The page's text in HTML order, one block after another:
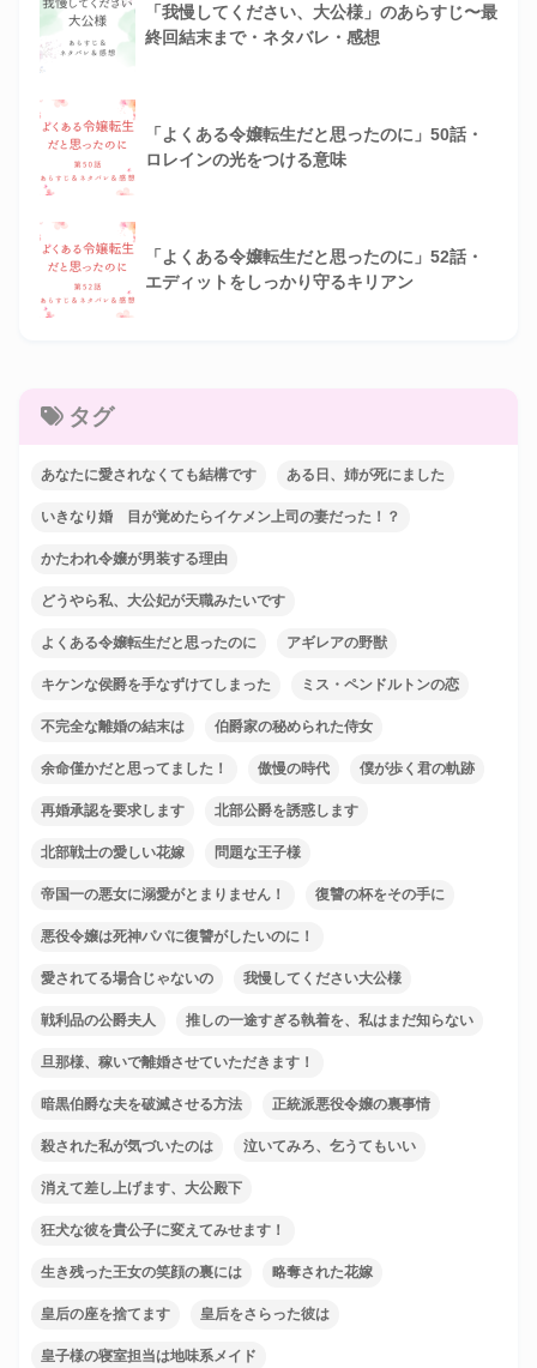
「我慢してください、大公様」のあらすじ〜最
終回結末まで・ネタバレ・感想
「よくある令嬢転生だと思ったのに」50話・
ロレインの光をつける意味
「よくある令嬢転生だと思ったのに」52話・
エディットをしっかり守るキリアン
タグ
あなたに愛されなくても結構です ある日、姉が死にました
いきなり婚 目が覚めたらイケメン上司の妻だった！？
かたわれ令嬢が男装する理由
どうやら私、大公妃が天職みたいです
よくある令嬢転生だと思ったのに アギレアの野獣
キケンな侯爵を手なずけてしまった ミス・ペンドルトンの恋
不完全な離婚の結末は 伯爵家の秘められた侍女
余命僅かだと思ってました！ 傲慢の時代 僕が歩く君の軌跡
再婚承認を要求します 北部公爵を誘惑します
北部戦士の愛しい花嫁 問題な王子様
帝国一の悪女に溺愛がとまりません！ 復讐の杯をその手に
悪役令嬢は死神パパに復讐がしたいのに！
愛されてる場合じゃないの 我慢してください大公様
戦利品の公爵夫人 推しの一途すぎる執着を、私はまだ知らない
旦那様、稼いで離婚させていただきます！
暗黒伯爵な夫を破滅させる方法 正統派悪役令嬢の裏事情
殺された私が気づいたのは 泣いてみろ、乞うてもいい
消えて差し上げます、大公殿下
狂犬な彼を貴公子に変えてみせます！
生き残った王女の笑顔の裏には 略奪された花嫁
皇后の座を捨てます 皇后をさらった彼は
皇子様の寝室担当は地味系メイド